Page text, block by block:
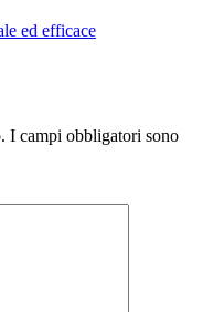
ed efficace
I campi obbligatori sono